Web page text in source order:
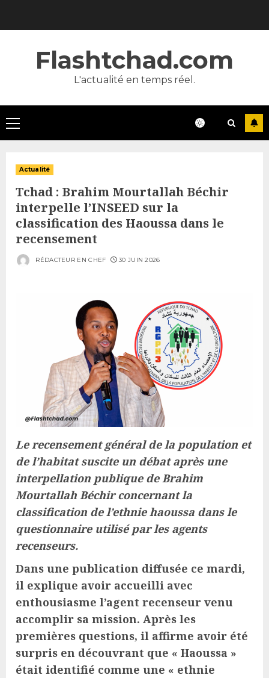
Flashtchad.com
L'actualité en temps réel.
Primary
Menu
Actualité
Tchad : Brahim Mourtallah Béchir
interpelle l’INSEED sur la
classification des Haoussa dans le
recensement
RÉDACTEUR EN CHEF 30 JUIN 2026
Le recensement général de la population et
de l’habitat suscite un débat après une
interpellation publique de Brahim
Mourtallah Béchir concernant la
classification de l’ethnie haoussa dans le
questionnaire utilisé par les agents
recenseurs.
Dans une publication diffusée ce mardi,
il explique avoir accueilli avec
enthousiasme l’agent recenseur venu
accomplir sa mission. Après les
premières questions, il affirme avoir été
surpris en découvrant que « Haoussa »
était identifié comme une « ethnie